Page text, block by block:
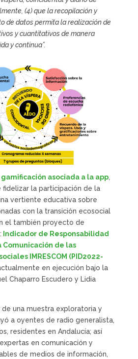
(4) que la recopilación y
de datos permita la realización de
y cuantitativos de manera
y continua”.
asociada a la app,
la participación de la
vertiente educativa sobre
con la transición ecosocial
el también proyecto de
Indicador de Responsabilidad
Comunicación de las
IMRESCOM (PID2022-
en ejecución bajo la
Chaparro Escudero y Lidia
de una muestra exploratoria y
a oyentes de radio generalista,
residentes en Andalucía; así
en comunicación y
de medios de información,